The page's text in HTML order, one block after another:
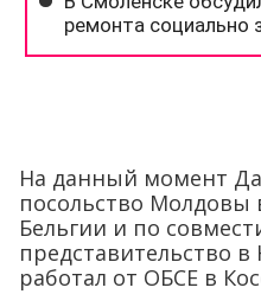
На данный момент
посольство Молдовы
Бельгии и по
представительство
работал от ОБСЕ в